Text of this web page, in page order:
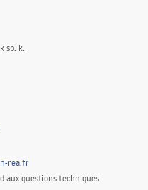
sp. k.
rea.fr
aux questions techniques